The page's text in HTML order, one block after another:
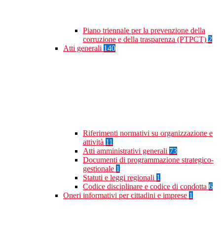
Piano triennale per la prevenzione della
corruzione e della trasparenza (PTPCT) 2
Atti generali 140
Riferimenti normativi su organizzazione e
attività 11
Atti amministrativi generali 73
Documenti di programmazione strategico-
gestionale 1
Statuti e leggi regionali 1
Codice disciplinare e codice di condotta 6
Oneri informativi per cittadini e imprese 1